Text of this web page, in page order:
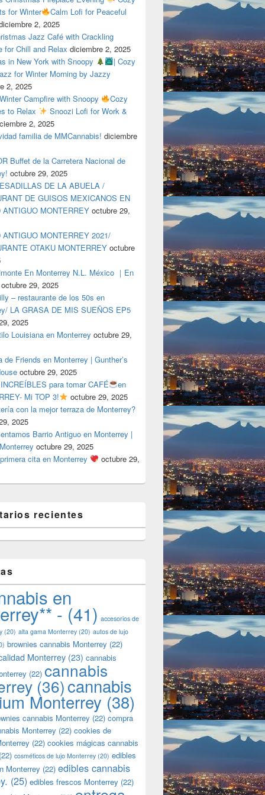
for Winter
Calm Lofi for Peaceful
2, 2025
Jazz Café with Crackling
for Chill and Relax diciembre 2, 2025
in New York with Snoopy
| Cozy
for Winter Morning by Jazzy
2, 2025
Campfire with Snoopy
Cozy
to Relax
Snoozi Lofi for Work &
2, 2025
familia de MMCannabis! diciembre
Buffet de la Carretera Nacional de
octubre 29, 2025
DE LA ABUELA /
DE GUISOS MEXICANOS EN
ANTIGUO MONTERREY octubre 29,
ANTIGUO MONTERREY 2021/
OTAKU MONTERREY octubre
En Monterrey N.L. México ｜En
octubre 29, 2025
– restaurante de los 50s en
LA GRASA DE MIS SUEÑOS EP5
2025
Louisiana en Monterrey octubre 29,
de Friends en Monterrey | Gunther’s
octubre 29, 2025
para tomar CAFÉ
en
Mi TOP 3!
octubre 29, 2025
con la mejor terraza de Monterrey?
2025
Barrio Antiguo en Monterrey |
octubre 29, 2025
cita en Monterrey
octubre 29,
recientes
en
- (41) accesorios de
(20) alta gama Monterrey (20) autos de lujo
brownies cannabis Monterrey (22)
Monterrey (23) cannabis
(22) cannabis
(36)cannabis
Monterrey (38)
cannabis Monterrey (22) compra
Monterrey (22) cookies de
(22) cookies mágicas cannabis
(22) cosméticos de lujo Monterrey (20) edibles
Monterrey (22) edibles cannabis
(25) edibles frescos Monterrey (22)